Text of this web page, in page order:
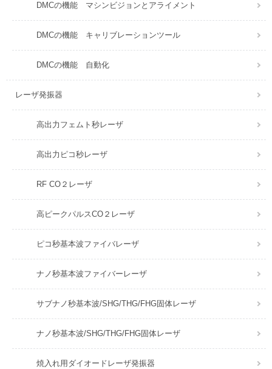
DMCの機能 マシンビジョンとアライメント
DMCの機能 キャリブレーションツール
DMCの機能 自動化
レーザ発振器
高出力フェムト秒レーザ
高出力ピコ秒レーザ
RF CO２レーザ
高ピークパルスCO２レーザ
ピコ秒基本波ファイバレーザ
ナノ秒基本波ファイバーレーザ
サブナノ秒基本波/SHG/THG/FHG固体レーザ
ナノ秒基本波/SHG/THG/FHG固体レーザ
焼入れ用ダイオードレーザ発振器